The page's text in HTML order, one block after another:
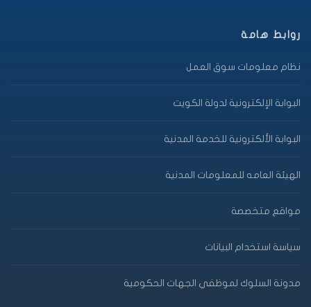
روابط هامة
نظام معلومات سوق العمل
البوابة الإلكترونية لدولة الكويت
البوابة الألكترونية للخدمة المدنية
الهيئة العامه للمعلومات المدنية
مواقع متخصصة
سياسة استخدام البيانات
مدونة السلوك لموظفي الجهات الحكومية